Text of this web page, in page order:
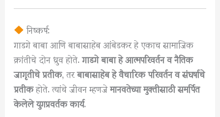
निष्कर्ष:
गाडगे बाबा आणि बाबासाहेब आंबेडकर हे एकाच सामाजिक
क्रांतीचे दोन ध्रुव होते.गाडगे बाबा हे आत्मपरिवर्तन व नैतिक
जागृतीचे प्रतीक, तरबाबासाहेब हे वैचारिक परिवर्तन व संघर्षाचे
प्रतीकहोते. त्यांचे जीवन म्हणजेमानवतेच्या मुक्तीसाठी समर्पित
केलेले युगप्रवर्तक कार्य.